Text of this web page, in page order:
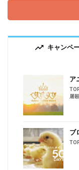
trending_up キャンペ
ア
屠
ブ